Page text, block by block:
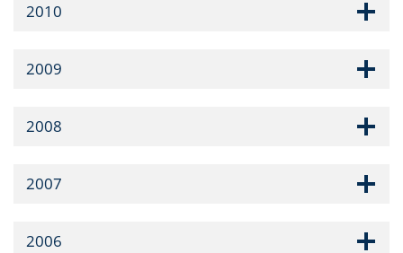
2010
2009
2008
2007
2006